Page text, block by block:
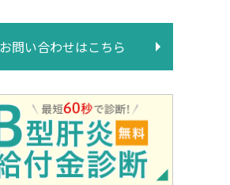
問い合わせはこちら